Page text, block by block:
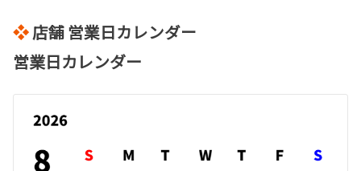
❖店舗 営業日カレンダー
営業日カレンダー